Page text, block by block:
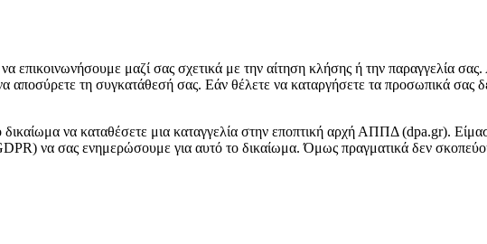
επικοινωνήσουμε μαζί σας σχετικά με την αίτηση κλήσης ή την παραγγελία
τη συγκατάθεσή σας. Εάν θέλετε να καταργήσετε τα προσωπικά σας
δικαίωμα να καταθέσετε μια καταγγελία στην εποπτική αρχή ΑΠΠΔ (dpa.gr).
να σας ενημερώσουμε για αυτό το δικαίωμα. Όμως πραγματικά δεν